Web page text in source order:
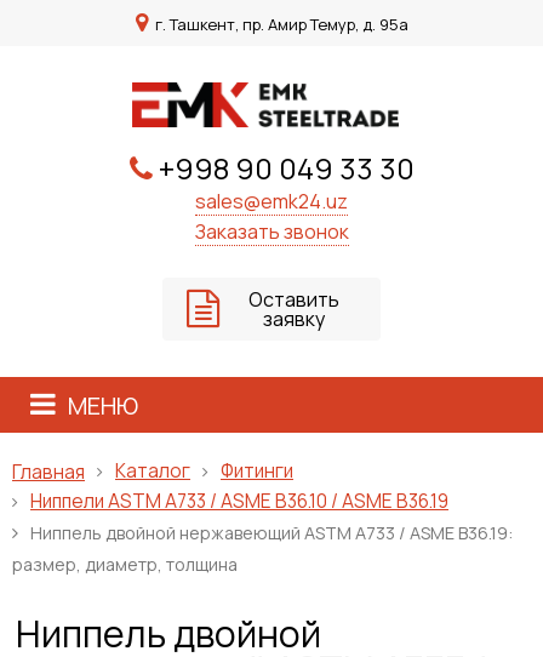
г. Ташкент, пр. Амир Темур, д. 95а
+998 90 049 33 30
sales@emk24.uz
Заказать звонок
Оставить
заявку
МЕНЮ
Главная Каталог
Фитинги
Ниппели ASTM A733 / ASME B36.10 / ASME B36.19
Ниппель двойной нержавеющий ASTM A733 / ASME B36.19:
размер, диаметр, толщина
Ниппель двойной